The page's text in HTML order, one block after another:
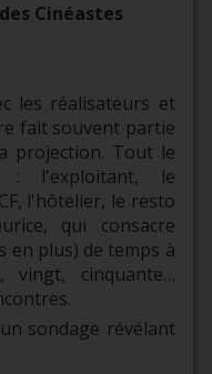
Cinéastes
les réalisateurs et
fait souvent partie
projection. Tout le
: l'exploitant, le
l'hôtelier, le resto
qui consacre
en plus) de temps à
vingt, cinquante…
sondage révélant